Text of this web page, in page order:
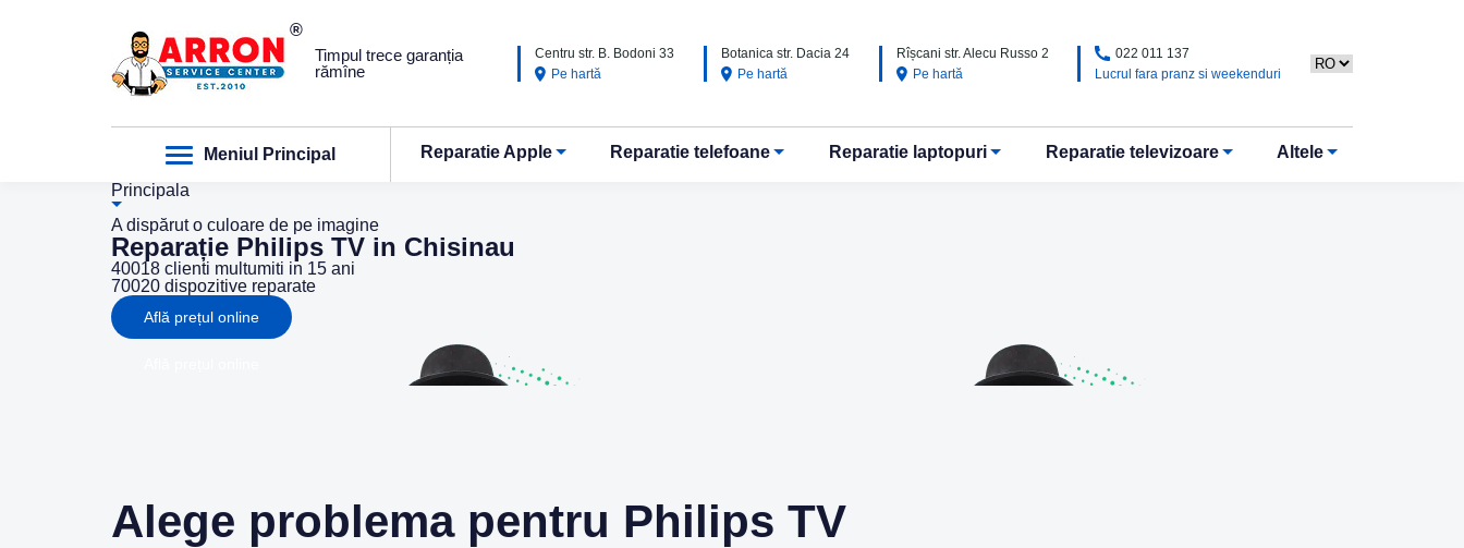
Timpul trece garanția
rămîne
Centru str. B. Bodoni 33
Pe hartă
Botanica str. Dacia 24
Pe hartă
Rîșcani str. Alecu Russo 2
Pe hartă
022 011 137
Lucrul fara pranz si weekenduri
Meniul Principal Reparatie Apple Reparatie telefoane Reparatie laptopuri Reparatie televizoare Altele
Principala
A dispărut o culoare de pe imagine
Reparație Philips TV in Chisinau
40018 clienti multumiti in 15 ani
70020 dispozitive reparate
Află prețul online
Alege problema pentru Philips TV